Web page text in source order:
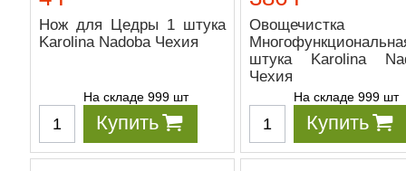
Нож для Цедры 1 штука
Karolina Nadoba Чехия
На складе 999 шт
Купить
Овощечистка
штука Karolina
Чехия
На складе 999 шт
Купить